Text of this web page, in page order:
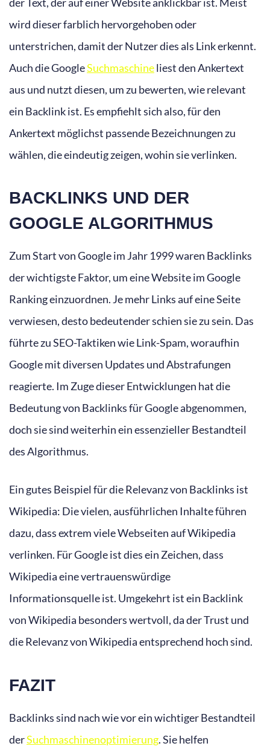
wird dieser farblich hervorgehoben oder
unterstrichen, damit der Nutzer dies als Link erkennt.
Auch die GoogleSuchmaschineliest den Ankertext
aus und nutzt diesen, um zu bewerten, wie relevant
ein Backlink ist. Es empfiehlt sich also, für den
Ankertext möglichst passende Bezeichnungen zu
wählen, die eindeutig zeigen, wohin sie verlinken.
BACKLINKS UND DER
GOOGLE ALGORITHMUS
Zum Start von Google im Jahr 1999 waren Backlinks
der wichtigste Faktor, um eine Website im Google
Ranking einzuordnen. Je mehr Links auf eine Seite
verwiesen, desto bedeutender schien sie zu sein. Das
führte zu SEO-Taktiken wie Link-Spam, woraufhin
Google mit diversen Updates und Abstrafungen
reagierte. Im Zuge dieser Entwicklungen hat die
Bedeutung von Backlinks für Google abgenommen,
doch sie sind weiterhin ein essenzieller Bestandteil
des Algorithmus.
Ein gutes Beispiel für die Relevanz von Backlinks ist
Wikipedia: Die vielen, ausführlichen Inhalte führen
dazu, dass extrem viele Webseiten auf Wikipedia
verlinken. Für Google ist dies ein Zeichen, dass
Wikipedia eine vertrauenswürdige
Informationsquelle ist. Umgekehrt ist ein Backlink
von Wikipedia besonders wertvoll, da der Trust und
die Relevanz von Wikipedia entsprechend hoch sind.
FAZIT
Backlinks sind nach wie vor ein wichtiger Bestandteil
derSuchmaschinenoptimierung. Sie helfen